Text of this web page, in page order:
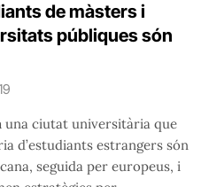
de màsters i
públiques són
una ciutat universitària que
d’estudiants estrangers són
seguida per europeus, i